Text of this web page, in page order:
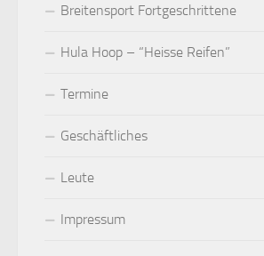
Breitensport Fortgeschrittene
Hula Hoop – “Heisse Reifen”
Termine
Geschäftliches
Leute
Impressum